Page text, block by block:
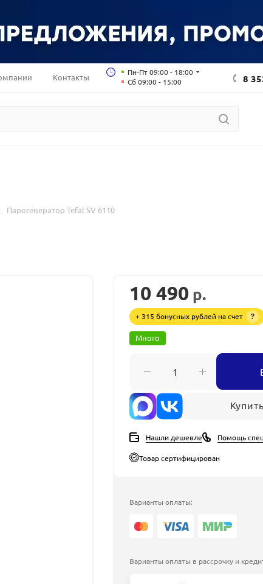
Контакты
Пн-Пт 09:00 - 18:00
Сб 09:00 - 15:00
8
Парогенератор Tefal SV 6110
10 490 р.
+ 315 бонусных рублей на счет ?
Много
Нашли дешевле Помощь
Товар сертифицирован
Варианты оплаты:
Варианты оплаты в рассрочку и